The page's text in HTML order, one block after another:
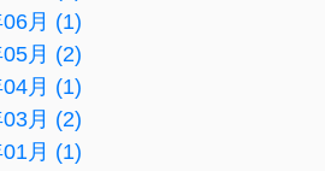
月 (1)
月 (2)
月 (1)
月 (2)
月 (1)